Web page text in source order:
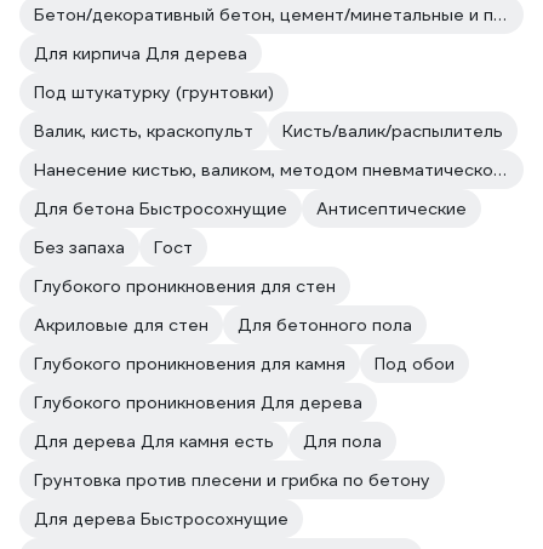
Бетон/декоративный бетон, цемент/минетальные и полимерные декоративные штукатурки/прочие впитывающие поверхности
Для кирпича Для дерева
Под штукатурку (грунтовки)
Валик, кисть, краскопульт
Кисть/валик/распылитель
Нанесение кистью, валиком, методом пневматического и безвоздушного распыления.
Для бетона Быстросохнущие
Антисептические
Без запаха
Гост
Глубокого проникновения для стен
Акриловые для стен
Для бетонного пола
Глубокого проникновения для камня
Под обои
Глубокого проникновения Для дерева
Для дерева Для камня есть
Для пола
Грунтовка против плесени и грибка по бетону
Для дерева Быстросохнущие